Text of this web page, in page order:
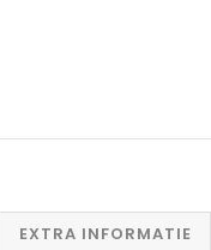
EXTRA INFORMATIE